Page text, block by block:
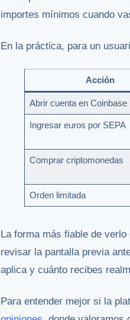
importes mínimos cuando
En la práctica, para un
Acción
Abrir cuenta en Coinbase
Ingresar euros por SEPA
Comprar criptomonedas
Orden limitada
La forma más fiable de
revisar la pantalla previa
aplica y cuánto recibes
Para entender mejor si la